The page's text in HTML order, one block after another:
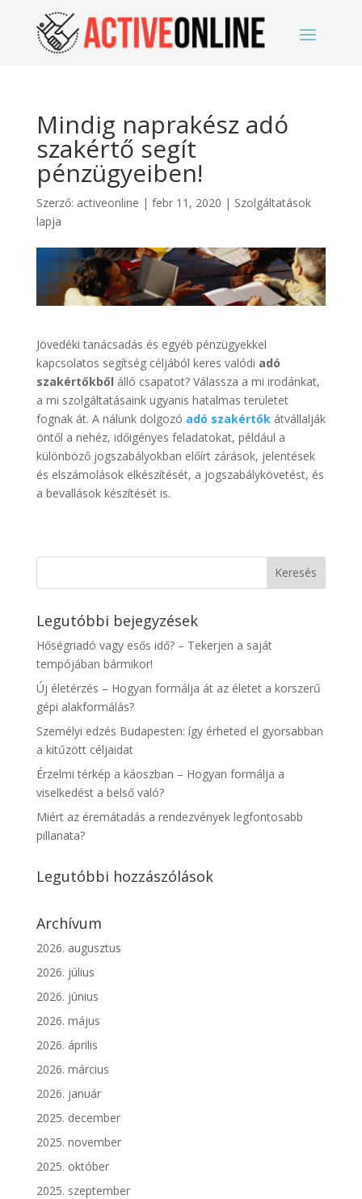
Mindig naprakész adó
szakértő segít
pénzügyeiben!
Szerző: activeonline | febr 11, 2020 | Szolgáltatások
lapja
Jövedéki tanácsadás és egyéb pénzügyekkel
kapcsolatos segítség céljából keres valódi adó
szakértőkből álló csapatot? Válassza a mi irodánkat,
a mi szolgáltatásaink ugyanis hatalmas területet
fognak át. A nálunk dolgozó adó szakértőkátvállalják
öntől a nehéz, időigényes feladatokat, például a
különböző jogszabályokban előírt zárások, jelentések
és elszámolások elkészítését, a jogszabálykövetést, és
a bevallások készítését is.
Legutóbbi bejegyzések
Hőségriadó vagy esős idő? – Tekerjen a saját
tempójában bármikor!
Új életérzés – Hogyan formálja át az életet a korszerű
gépi alakformálás?
Személyi edzés Budapesten: így érheted el gyorsabban
a kitűzött céljaidat
Érzelmi térkép a káoszban – Hogyan formálja a
viselkedést a belső való?
Miért az éremátadás a rendezvények legfontosabb
pillanata?
Legutóbbi hozzászólások
Archívum
2026. augusztus
2026. július
2026. június
2026. május
2026. április
2026. március
2026. január
2025. december
2025. november
2025. október
2025. szeptember